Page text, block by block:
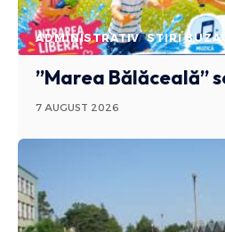
ADMINISTRATIV STIRI
”Marea Bălăceală”
7 AUGUST 2026